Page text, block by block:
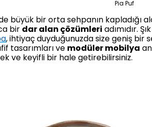
Pia Puf
büyük bir orta sehpanın kapladığı
bir dar alan çözümleri adımıdır.
, ihtiyaç duyduğunuzda size geniş bir
tasarımları ve modüler mobilya
ve keyifli bir hale getirebilirsiniz.